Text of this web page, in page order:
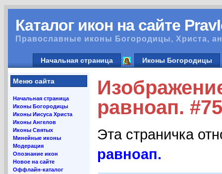
Каталог икон на сайте
Православные иконы Богородицы, Христа,
Начальная страница Иконы Богородицы
Меню сайта
Начальная страница
Иконы Богородицы
Иконы Иисуса Христа
Иконы Ангелов
Иконы Святых
Минейные иконы
Модерация
Опознание икон
Новое на сайте
Оффлайн-каталог
равноап.
Эта страничка
равноап.